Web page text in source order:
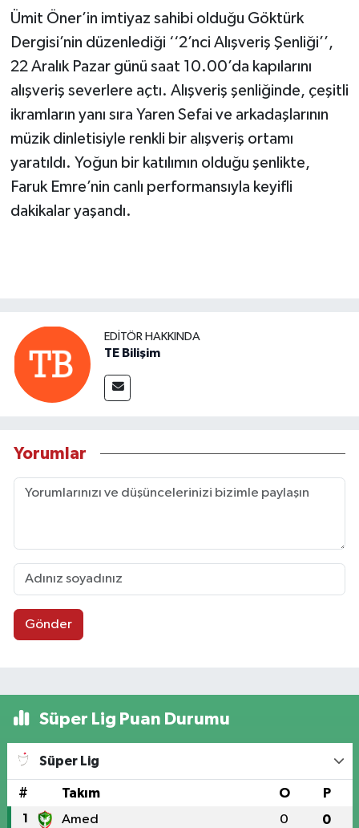
Ümit Öner’in imtiyaz sahibi olduğu Göktürk
Dergisi’nin düzenlediği ‘‘2’nci Alışveriş Şenliği’’,
22 Aralık Pazar günü saat 10.00’da kapılarını
alışveriş severlere açtı. Alışveriş şenliğinde, çeşitli
ikramların yanı sıra Yaren Sefai ve arkadaşlarının
müzik dinletisiyle renkli bir alışveriş ortamı
yaratıldı. Yoğun bir katılımın olduğu şenlikte,
Faruk Emre’nin canlı performansıyla keyifli
dakikalar yaşandı.
EDITÖR HAKKINDA
TE Bilişim
Yorumlar
Gönder
Süper Lig Puan Durumu
Süper Lig
# Takım O P
1 Amed 0 0